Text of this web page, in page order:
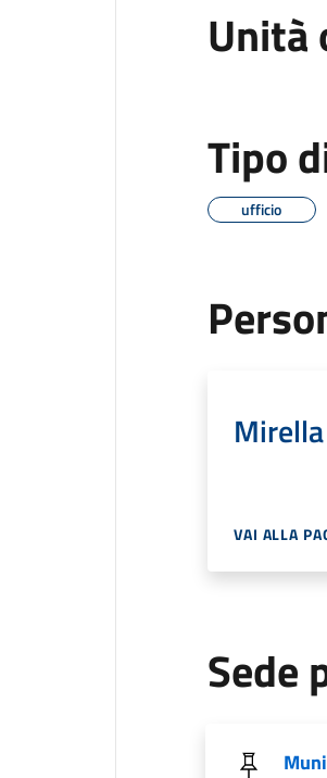
Unità
Tipo
ufficio
VAI ALLA
Sede